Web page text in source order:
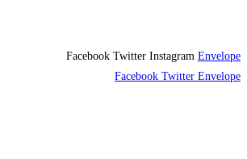
Facebook Twitter Instagram Envelope
Facebook Twitter Envelope